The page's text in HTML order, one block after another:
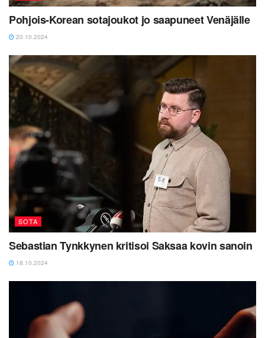
Pohjois-Korean sotajoukot jo saapuneet Venäjälle
20.10.2024
SOTA
Sebastian Tynkkynen kritisoi Saksaa kovin sanoin
18.10.2024